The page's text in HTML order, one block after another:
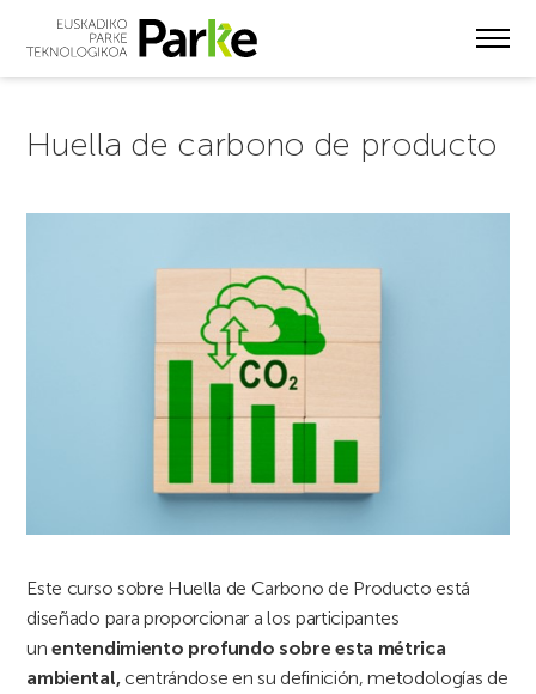
Huella de carbono de producto
Este curso sobre Huella de Carbono de Producto está
diseñado para proporcionar a los participantes
unentendimiento profundo sobre esta métrica
ambiental,centrándose en su definición, metodologías de